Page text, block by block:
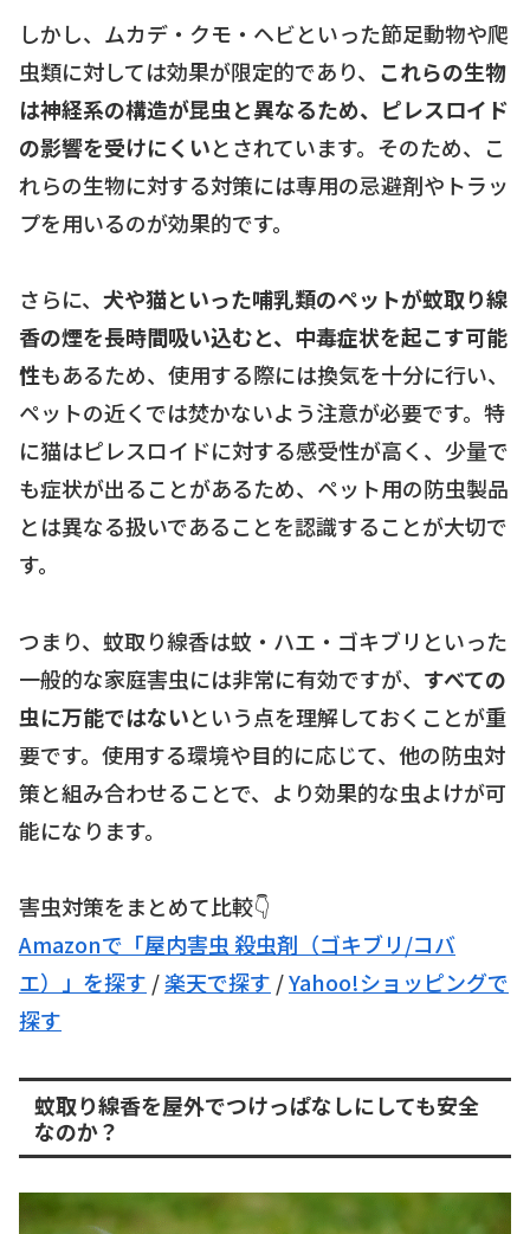
しかし、ムカデ・クモ・ヘビといった節足動物や爬
虫類に対しては効果が限定的であり、 これらの生物
は神経系の構造が昆虫と異なるため、ピレスロイド
の影響を受けにくいとされています。そのため、こ
れらの生物に対する対策には専用の忌避剤やトラッ
プを用いるのが効果的です。
さらに、 犬や猫といった哺乳類のペットが蚊取り線
香の煙を長時間吸い込むと、中毒症状を起こす可能
性もあるため、使用する際には換気を十分に行い、
ペットの近くでは焚かないよう注意が必要です。特
に猫はピレスロイドに対する感受性が高く、少量で
も症状が出ることがあるため、ペット用の防虫製品
とは異なる扱いであることを認識することが大切で
す。
つまり、蚊取り線香は蚊・ハエ・ゴキブリといった
一般的な家庭害虫には非常に有効ですが、 すべての
虫に万能ではないという点を理解しておくことが重
要です。使用する環境や目的に応じて、他の防虫対
策と組み合わせることで、より効果的な虫よけが可
能になります。
害虫対策をまとめて比較👇
Amazonで「屋内害虫 殺虫剤（ゴキブリ/コバ
エ）」を探す /楽天で探す /Yahoo!ショッピングで
探す
蚊取り線香を屋外でつけっぱなしにしても安全
なのか？